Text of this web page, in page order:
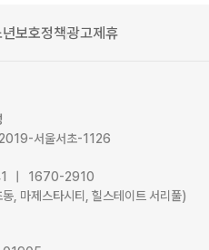
보호정책광고제휴
서울서초-1126
| 1670-2910
, 마제스타시티, 힐스테이트 서리풀)